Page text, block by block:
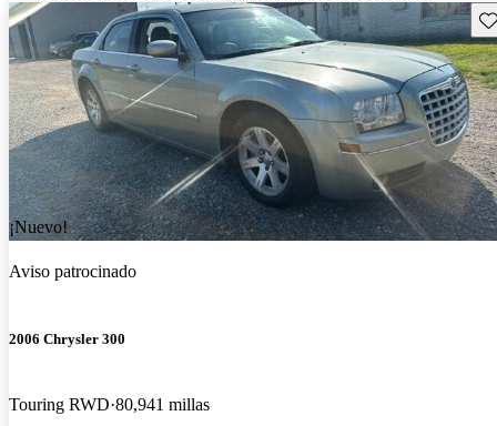
¡Nuevo!
Aviso patrocinado
2006 Chrysler 300
Touring RWD 80,941 millas